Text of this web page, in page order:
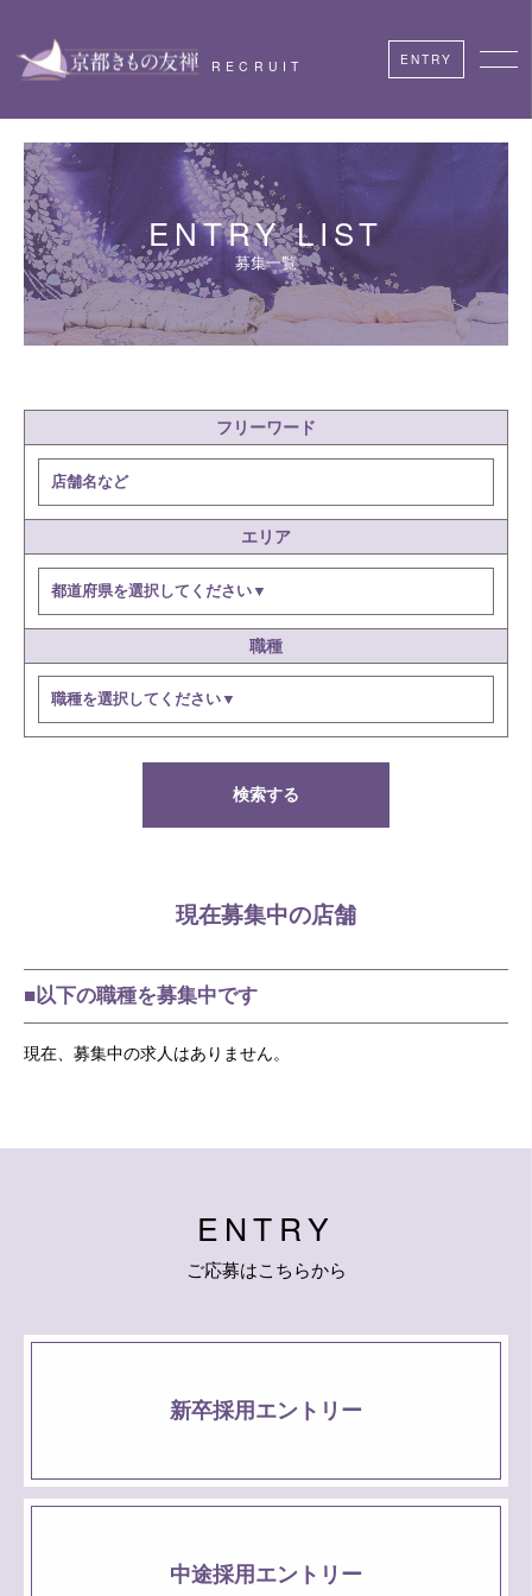
RECRUIT ENTRY
ENTRY LIST
募集一覧
フリーワード
エリア
職種
検索する
現在募集中の店舗
■以下の職種を募集中です
現在、募集中の求人はありません。
E NT RY
ご応募はこ ち らから
新卒採用エントリー
中途採用エントリー